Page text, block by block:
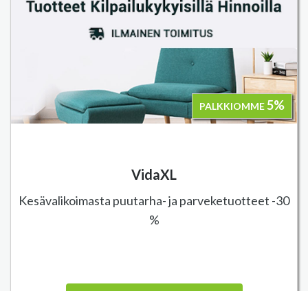
PALKKIOMME5%
VidaXL
Kesävalikoimasta puutarha- ja parveketuotteet -30
%